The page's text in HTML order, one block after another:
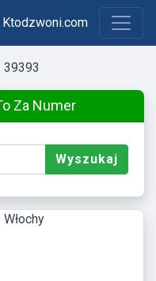
Ktodzwoni.com
39393
Za Numer
Wyszukaj